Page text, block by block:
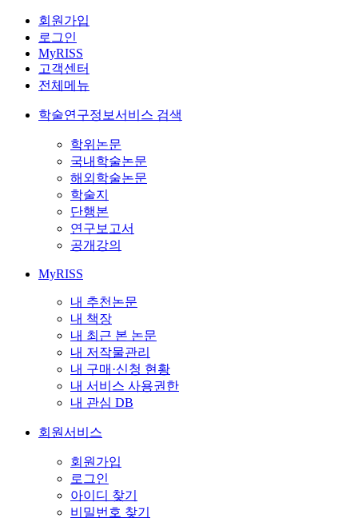
회원가입
로그인
MyRISS
고객센터
전체메뉴
학술연구정보서비스 검색
학위논문
국내학술논문
해외학술논문
학술지
단행본
연구보고서
공개강의
MyRISS
내 추천논문
내 책장
내 최근 본 논문
내 저작물관리
내 구매·신청 현황
내 서비스 사용권한
내 관심 DB
회원서비스
회원가입
로그인
아이디 찾기
비밀번호 찾기